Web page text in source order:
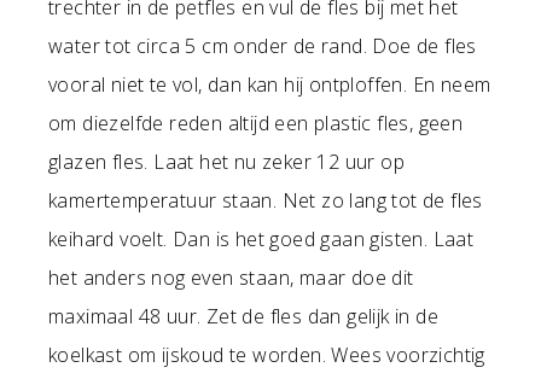
trechter in de petfles en vul de fles bij met het
water tot circa 5 cm onder de rand. Doe de fles
vooral niet te vol, dan kan hij ontploffen. En neem
om diezelfde reden altijd een plastic fles, geen
glazen fles. Laat het nu zeker 12 uur op
kamertemperatuur staan. Net zo lang tot de fles
keihard voelt. Dan is het goed gaan gisten. Laat
het anders nog even staan, maar doe dit
maximaal 48 uur. Zet de fles dan gelijk in de
koelkast om ijskoud te worden. Wees voorzichtig